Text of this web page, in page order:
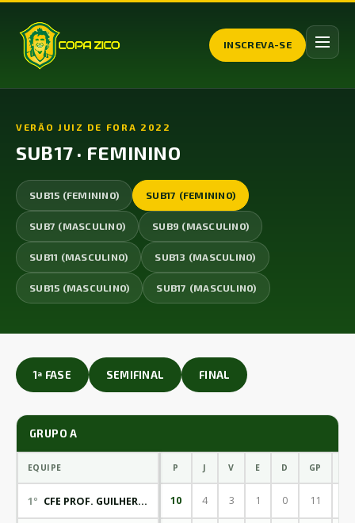
INSCREVA-SE
VERÃO JUIZ DE FORA 2022
SUB17 · FEMININO
SUB15 (FEMININO) SUB17 (FEMININO)
SUB7 (MASCULINO) SUB9 (MASCULINO)
SUB11 (MASCULINO) SUB13 (MASCULINO)
SUB15 (MASCULINO) SUB17 (MASCULINO)
1ª FASE SEMIFINAL FINAL
GRUPO A
EQUIPE
1º CFE PROF. GUILHERME LIMA
P J V E D GP
10 4 3 1 0 11